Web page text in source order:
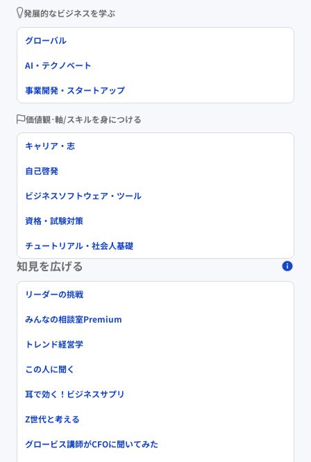
発展的なビジネスを学ぶ
グローバル
AI・テクノベート
事業開発・スタートアップ
価値観･軸/スキルを身につける
キャリア・志
自己啓発
ビジネスソフトウェア・ツール
資格・試験対策
チュートリアル・社会人基礎
知見を広げる
リーダーの挑戦
みんなの相談室Premium
トレンド経営学
この人に聞く
耳で効く！ビジネスサプリ
Z世代と考える
グロービス講師がCFOに聞いてみた